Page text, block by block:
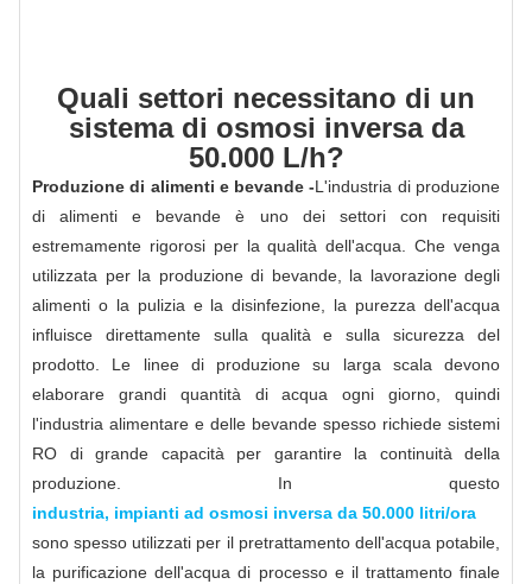
Quali settori necessitano di un
sistema di osmosi inversa da
50.000 L/h?
Produzione di alimenti e bevande -L'industria di produzione
di alimenti e bevande è uno dei settori con requisiti
estremamente rigorosi per la qualità dell'acqua. Che venga
utilizzata per la produzione di bevande, la lavorazione degli
alimenti o la pulizia e la disinfezione, la purezza dell'acqua
influisce direttamente sulla qualità e sulla sicurezza del
prodotto. Le linee di produzione su larga scala devono
elaborare grandi quantità di acqua ogni giorno, quindi
l'industria alimentare e delle bevande spesso richiede sistemi
RO di grande capacità per garantire la continuità della
produzione. In questo
industria, impianti ad osmosi inversa da 50.000 litri/ora
sono spesso utilizzati per il pretrattamento dell'acqua potabile,
la purificazione dell'acqua di processo e il trattamento finale